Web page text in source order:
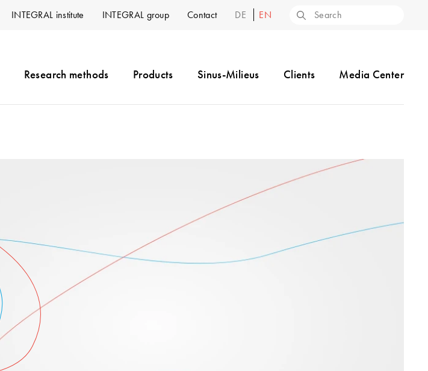
INTEGRAL institute INTEGRAL group Contact DE EN
Research methods Products Sinus-Milieus Clients Media Center